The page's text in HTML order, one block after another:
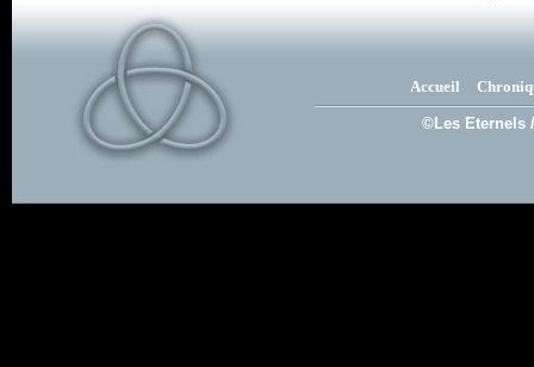
Accueil
©Les Eternels